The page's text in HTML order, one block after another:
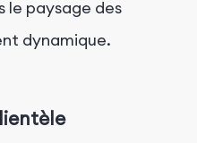
le paysage des
dynamique.